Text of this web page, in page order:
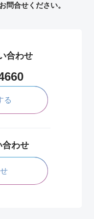
問合せください。
合わせ
る
合わせ